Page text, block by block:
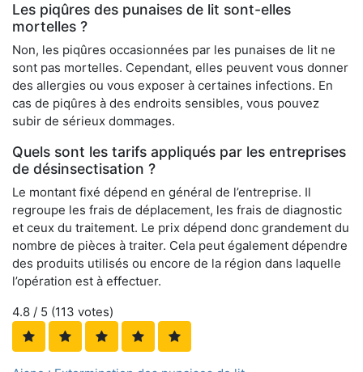
Les piqûres des punaises de lit sont-elles
mortelles ?
Non, les piqûres occasionnées par les punaises de lit ne
sont pas mortelles. Cependant, elles peuvent vous donner
des allergies ou vous exposer à certaines infections. En
cas de piqûres à des endroits sensibles, vous pouvez
subir de sérieux dommages.
Quels sont les tarifs appliqués par les entreprises
de désinsectisation ?
Le montant fixé dépend en général de l’entreprise. Il
regroupe les frais de déplacement, les frais de diagnostic
et ceux du traitement. Le prix dépend donc grandement du
nombre de pièces à traiter. Cela peut également dépendre
des produits utilisés ou encore de la région dans laquelle
l’opération est à effectuer.
4.8 / 5 (113 votes)